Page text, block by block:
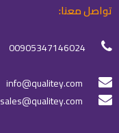
تواصل معنا:
00905347146024
info@qualitey.com
sales@qualitey.com